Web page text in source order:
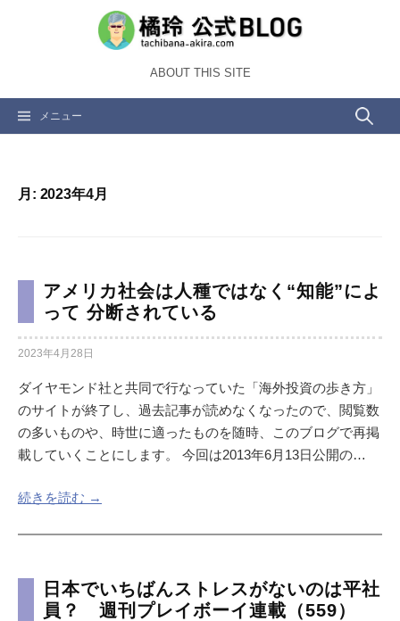
ツ
ABOUT THIS SITE
メニュー 検
月: 2023年4月
アメリカ社会は人種ではなく“知能”によ
って 分断されている
2023年4月28日
ダイヤモンド社と共同で行なっていた「海外投資の歩き方」
のサイトが終了し、過去記事が読めなくなったので、閲覧数
の多いものや、時世に適ったものを随時、このブログで再掲
載していくことにします。 今回は2013年6月13日公開の…
続きを読む →
日本でいちばんストレスがないのは平社
員？ 週刊プレイボーイ連載（559）